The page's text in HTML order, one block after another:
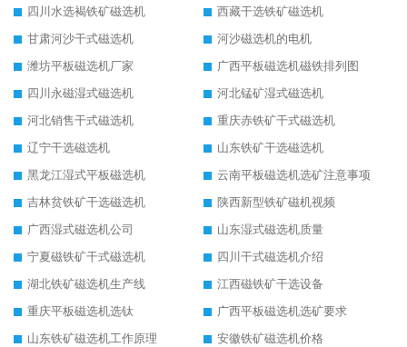
四川水选褐铁矿磁选机
西藏干选铁矿磁选机
甘肃河沙干式磁选机
河沙磁选机的电机
潍坊平板磁选机厂家
广西平板磁选机磁铁排列图
四川永磁湿式磁选机
河北锰矿湿式磁选机
河北销售干式磁选机
重庆赤铁矿干式磁选机
辽宁干选磁选机
山东铁矿干选磁选机
黑龙江湿式平板磁选机
云南平板磁选机选矿注意事项
吉林贫铁矿干选磁选机
陕西新型铁矿磁机视频
广西湿式磁选机公司
山东湿式磁选机质量
宁夏磁铁矿干式磁选机
四川干式磁选机介绍
湖北铁矿磁选机生产线
江西磁铁矿干选设备
重庆平板磁选机选钛
广西平板磁选机选矿要求
山东铁矿磁选机工作原理
安徽铁矿磁选机价格